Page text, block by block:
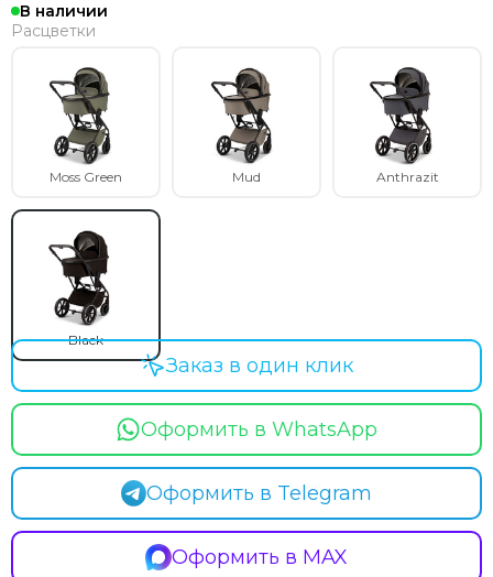
В наличии
Расцветки
Moss Green Mud Anthrazit
Black
Оформить в WhatsApp
Оформить в Telegram
Оформить в MAX
Заказ в один клик